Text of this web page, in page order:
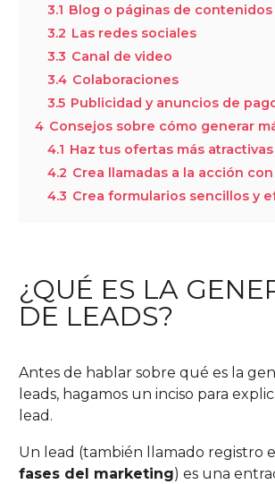
3.1 Blog o páginas de contenidos
3.2 Las redes sociales
3.3 Canal de video
3.4 Colaboraciones
3.5 Publicidad y anuncios de
4 Consejos sobre cómo generar
4.1 Haz tus ofertas más atractivas
4.2 Crea llamadas a la acción
4.3 Crea formularios sencillos y
¿QUÉ ES LA
DE LEADS?
Antes de hablar sobre qué es la
leads, hagamos un inciso para
lead.
Un lead (también llamado registro
fases del marketing) es una